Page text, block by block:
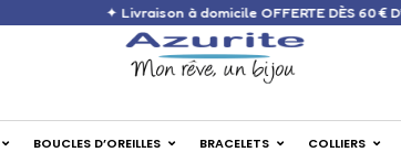
✦ Livraison à domicile OFFERTE
BOUCLES D’OREILLES BRACELETS COLLIERS